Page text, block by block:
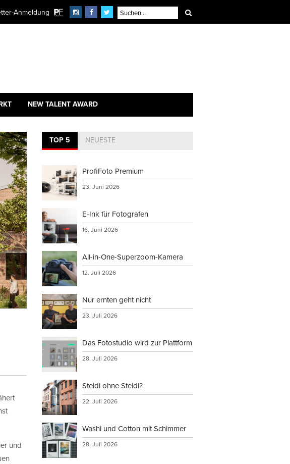
Anmeldung
NEW TALENT AWARD
und
TOP 5 NEUESTE
ProfiFoto Premium
23. Juni 2026
E-Ink für Fotografen
16. Juni 2026
All-in-One-Superzoom-Kamera
12. Juli 2026
Nur ernten geht nicht
23. Juli 2026
Das Fotostudio wird zur Plattform
28. Juli 2026
Steidl ohne Steidl?
22. Juli 2026
Washi und Cotton mit Schimmer
28. Juli 2026